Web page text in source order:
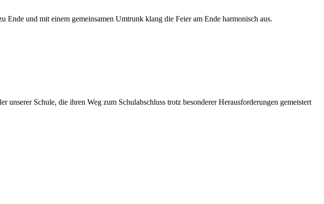
Ende und mit einem gemeinsamen Umtrunk klang die Feier am Ende harmonisch aus.
Schule, die ihren Weg zum Schulabschluss trotz besonderer Herausforderungen gemeistert